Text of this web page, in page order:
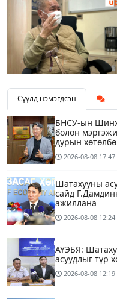
Сүүлд нэмэгдсэн
БНСУ-ын
болон
дурын
2026-08-08 17:47
Шатахууны
сайд
ажиллана
2026-08-08 12:24
АҮЭБЯ:
асуудлыг түр
2026-08-08 12:19